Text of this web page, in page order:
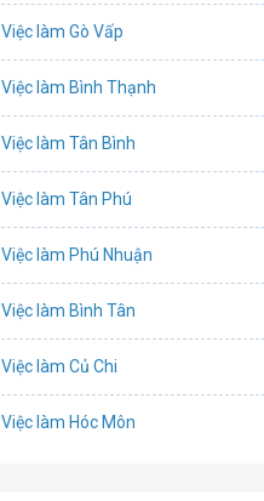
Việc làm Gò Vấp
Việc làm Bình Thạnh
Việc làm Tân Bình
Việc làm Tân Phú
Việc làm Phú Nhuận
Việc làm Bình Tân
Việc làm Củ Chi
Việc làm Hóc Môn